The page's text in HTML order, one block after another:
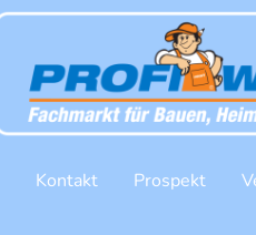
Kontakt Prospekt